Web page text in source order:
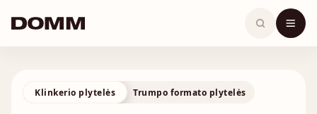
content
Klinkerio plytelės Trumpo formato plytelės